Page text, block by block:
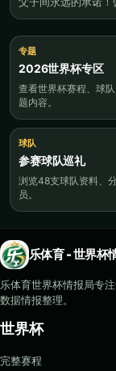
专题
2026世界杯专区
查看世界杯赛程、球
题内容。
球队
参赛球队巡礼
浏览48支球队资料、
员。
乐体育 - 世界杯
乐体育世界杯情报局专
数据情报整理。
世界杯
完整赛程